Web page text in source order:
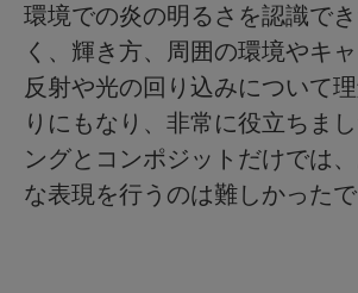
環境での炎の明るさを認識で
く、輝き方、周囲の環境やキ
反射や光の回り込みについて
りにもなり、非常に役立ちま
ングとコンポジットだけでは
な表現を行うのは難しかったで